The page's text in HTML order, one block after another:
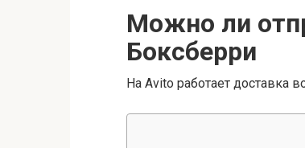
Можно ли
Боксберри
На Avito работает доставка